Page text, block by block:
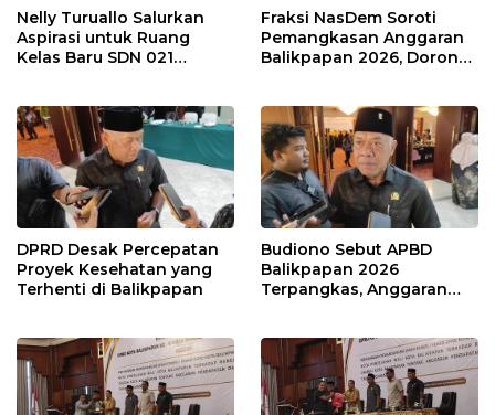
Nelly Turuallo Salurkan
Aspirasi untuk Ruang
Kelas Baru SDN 021
Fraksi NasDem Soroti
Pemangkasan Anggaran
Balikpapan 2026, Dorong
DPRD Desak Percepatan
Proyek Kesehatan yang
Terhenti di Balikpapan
Budiono Sebut APBD
Balikpapan 2026
Terpangkas, Anggaran